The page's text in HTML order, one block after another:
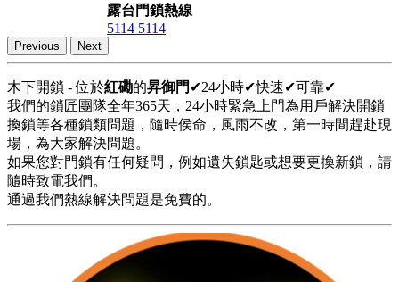
露台門鎖熱線
5114 5114
Previous Next
木下開鎖 - 位於紅磡的昇御門 ✔24小時✔快速✔可靠✔
我們的鎖匠團隊全年365天，24小時緊急上門為用戶解決開鎖
換鎖等各種鎖類問題，隨時侯命，風雨不改，第一時間趕赴現
場，為大家解決問題。
如果您對門鎖有任何疑問，例如遺失鎖匙或想要更換新鎖，請
隨時致電我們。
通過我們熱線解決問題是免費的。